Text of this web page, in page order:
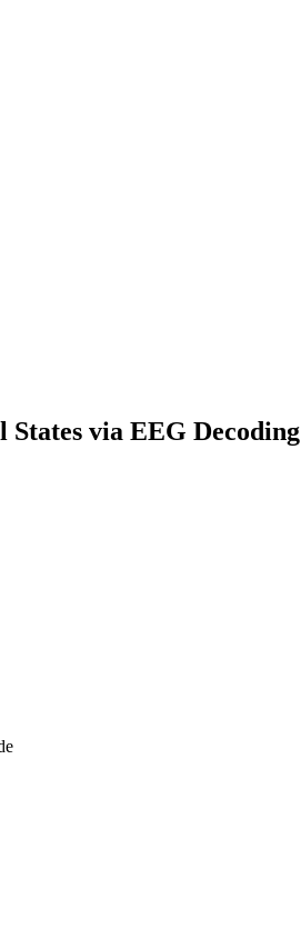
via EEG Decoding